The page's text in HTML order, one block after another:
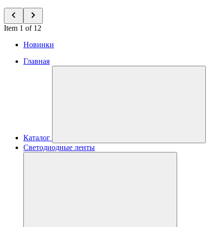
Item 1 of 12
Новинки
Главная
Каталог
Светодиодные ленты